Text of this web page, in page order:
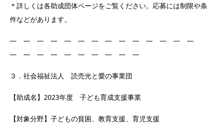
＊詳しくは各助成団体ページをご覧ください。応募には制限や条
件などがあります。
― ― ― ― ― ― ― ― ― ― ― ― ― ―
― ― ― ― ― ― ― ― ― ―
３．社会福祉法人 読売光と愛の事業団
【助成名】2023年度 子ども育成支援事業
【対象分野】子どもの貧困、教育支援、育児支援